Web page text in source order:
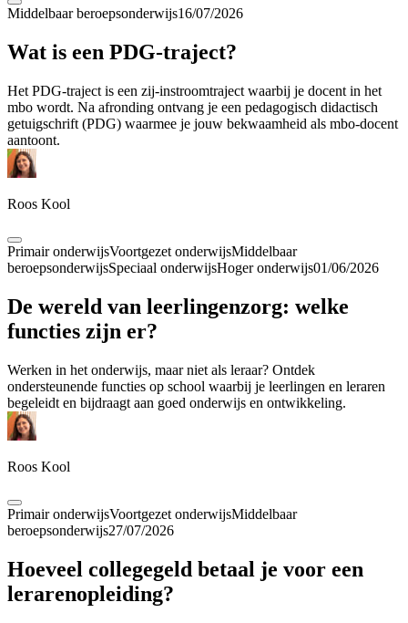
Middelbaar beroepsonderwijs16/07/2026
Wat is een PDG-traject?
Het PDG-traject is een zij-instroomtraject waarbij je docent in het
mbo wordt. Na afronding ontvang je een pedagogisch didactisch
getuigschrift (PDG) waarmee je jouw bekwaamheid als mbo-docent
aantoont.
Roos Kool
Primair onderwijsVoortgezet onderwijsMiddelbaar
beroepsonderwijsSpeciaal onderwijsHoger onderwijs01/06/2026
De wereld van leerlingenzorg: welke
functies zijn er?
Werken in het onderwijs, maar niet als leraar? Ontdek
ondersteunende functies op school waarbij je leerlingen en leraren
begeleidt en bijdraagt aan goed onderwijs en ontwikkeling.
Roos Kool
Primair onderwijsVoortgezet onderwijsMiddelbaar
beroepsonderwijs27/07/2026
Hoeveel collegegeld betaal je voor een
lerarenopleiding?